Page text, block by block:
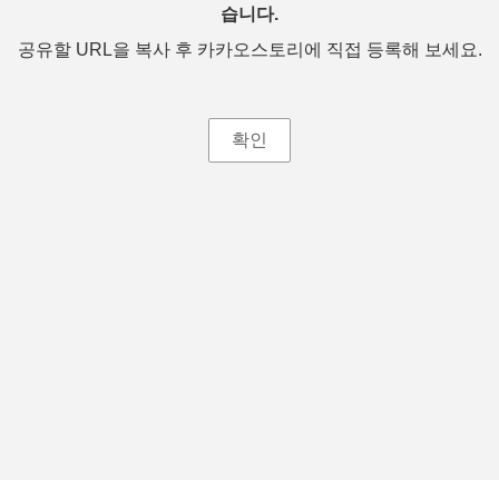
습니다.
공유할 URL을 복사 후 카카오스토리에 직접 등록해 보세요.
확인